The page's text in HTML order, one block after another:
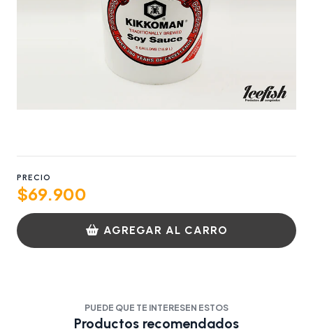
PRECIO
$69.900
AGREGAR AL CARRO
PUEDE QUE TE INTERESEN ESTOS
Productos recomendados